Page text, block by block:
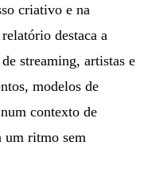
criativo e na
destaca a
streaming, artistas e
modelos de
contexto de
um ritmo sem